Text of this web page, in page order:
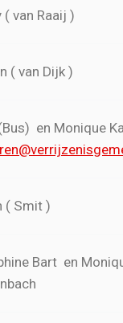
( van Raaij )
( van Dijk )
en Monique
( Smit )
Bart en